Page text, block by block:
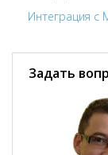
Интеграция с
Задать